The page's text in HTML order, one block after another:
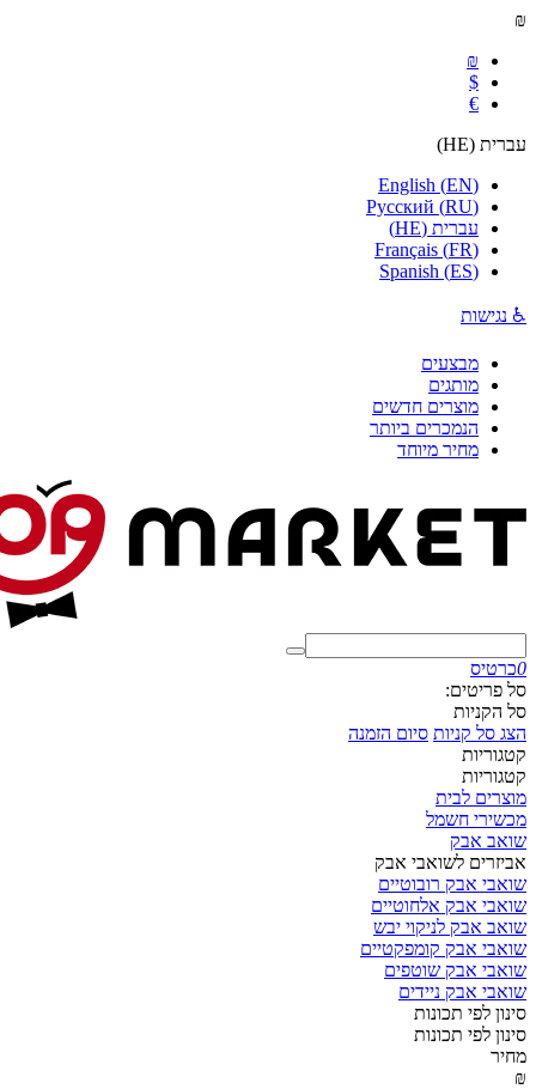
₪
₪
$
€
עברית (
HE
)
English (EN)
Русский (RU)
עברית (
HE
)
Français (FR)
Spanish (ES)
♿ נגישות
מבצעים
מותגים
מוצרים חדשים
הנמכרים ביותר
מחיר מיוחד
0כרטיס
סל פריטים:
סל הקניות
הצג סל קניות סיום הזמנה
קטגוריות
קטגוריות
מוצרים לבית
מכשירי חשמל
שואב אבק
אביזרים לשואבי אבק
שואבי אבק רובוטיים
שואבי אבק אלחוטיים
שואב אבק לניקוי יבש
שואבי אבק קומפקטיים
שואבי אבק שוטפים
שואבי אבק ניידים
סינון לפי תכונות
סינון לפי תכונות
מחיר
₪